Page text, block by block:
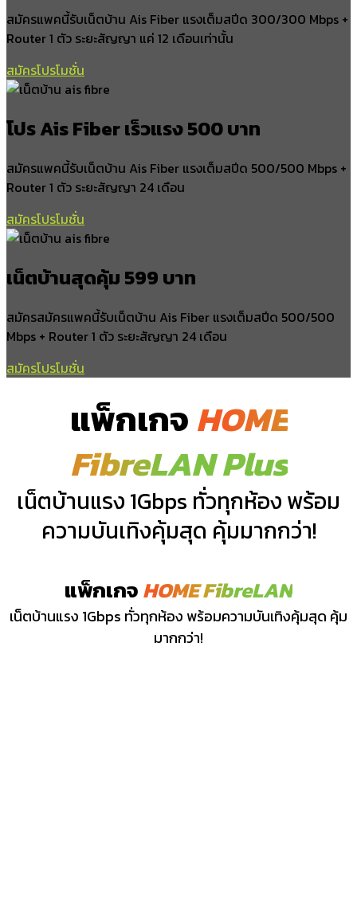
อำเภอพระแสง
สินปุน
บางสวรรค์
สาคู
อำเภอโนนไทย
โนนไทย
สำโรง
ขุนทะเล
มะม่วงตลอด
ทุ่งปรัง
สมัครแพคนี้รับเน็ตบ้าน Ais Fiber แรงเต็มสปีด 300/300 Mbps +
Router 1 ตัว ระยะสัญญา แค่ 12 เดือนเท่านั้น
สมัครโปรโมชั่น
โปร Ais Fiber เร็วแรง 500 บาท
สมัครแพคนี้รับเน็ตบ้าน Ais Fiber แรงเต็มสปีด 500/500 Mbps +
Router 1 ตัว ระยะสัญญา 24 เดือน
สมัครโปรโมชั่น
เน็ตบ้านสุดคุ้ม 599 บาท
สมัครสมัครแพคนี้รับเน็ตบ้าน Ais Fiber แรงเต็มสปีด 500/500
Mbps + Router 1 ตัว ระยะสัญญา 24 เดือน
สมัครโปรโมชั่น
แพ็กเกจHOME
FibreLAN Plus
เน็ตบ้านแรง 1Gbps ทั่วทุกห้อง พร้อม
ความบันเทิงคุ้มสุด คุ้มมากกว่า!
แพ็กเกจHOME FibreLAN
เน็ตบ้านแรง 1Gbps ทั่วทุกห้อง พร้อมความบันเทิงคุ้มสุด คุ้ม
มากกว่า!